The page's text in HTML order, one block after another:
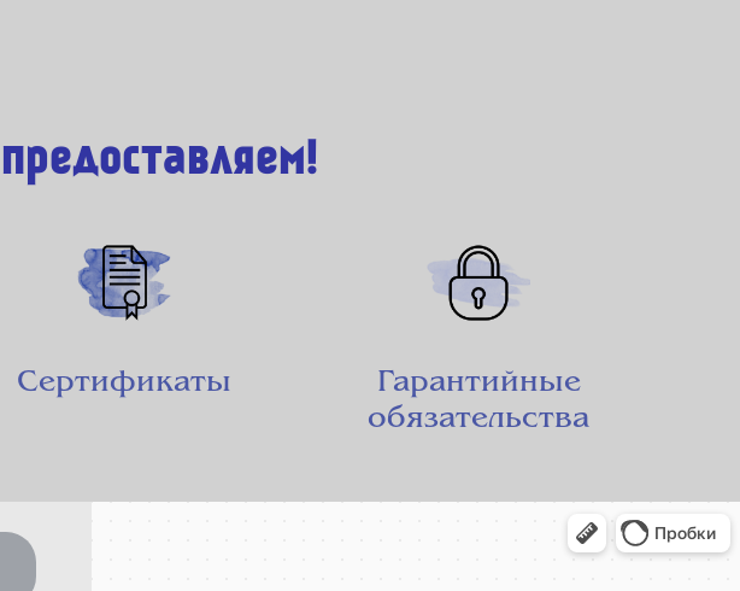
Сертификаты
Гарантийные
обязательства